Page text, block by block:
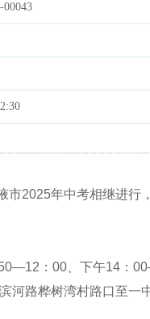
00043
市2025年中考相继进
： 00、下午14 ：
河路桦树湾村路口至一